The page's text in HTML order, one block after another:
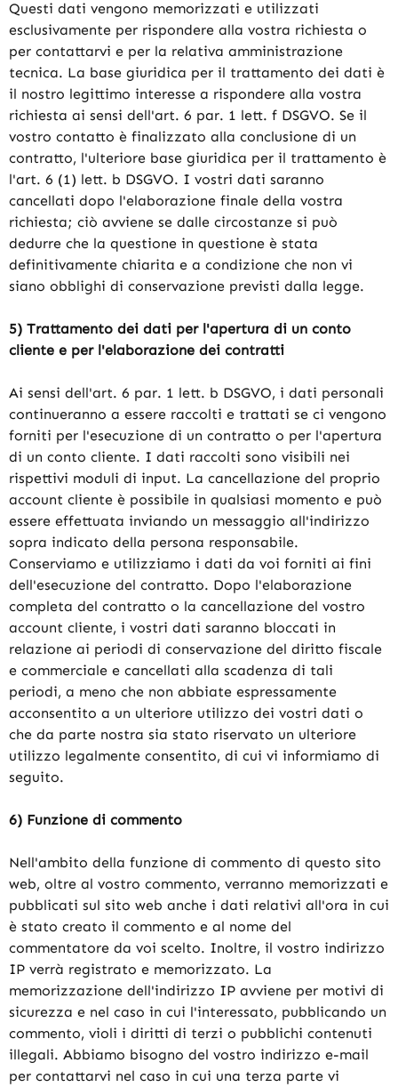
Questi dati vengono memorizzati e utilizzati
esclusivamente per rispondere alla vostra richiesta o
per contattarvi e per la relativa amministrazione
tecnica. La base giuridica per il trattamento dei dati è
il nostro legittimo interesse a rispondere alla vostra
richiesta ai sensi dell'art. 6 par. 1 lett. f DSGVO. Se il
vostro contatto è finalizzato alla conclusione di un
contratto, l'ulteriore base giuridica per il trattamento è
l'art. 6 (1) lett. b DSGVO. I vostri dati saranno
cancellati dopo l'elaborazione finale della vostra
richiesta; ciò avviene se dalle circostanze si può
dedurre che la questione in questione è stata
definitivamente chiarita e a condizione che non vi
siano obblighi di conservazione previsti dalla legge.
5) Trattamento dei dati per l'apertura di un conto
cliente e per l'elaborazione dei contratti
Ai sensi dell'art. 6 par. 1 lett. b DSGVO, i dati personali
continueranno a essere raccolti e trattati se ci vengono
forniti per l'esecuzione di un contratto o per l'apertura
di un conto cliente. I dati raccolti sono visibili nei
rispettivi moduli di input. La cancellazione del proprio
account cliente è possibile in qualsiasi momento e può
essere effettuata inviando un messaggio all'indirizzo
sopra indicato della persona responsabile.
Conserviamo e utilizziamo i dati da voi forniti ai fini
dell'esecuzione del contratto. Dopo l'elaborazione
completa del contratto o la cancellazione del vostro
account cliente, i vostri dati saranno bloccati in
relazione ai periodi di conservazione del diritto fiscale
e commerciale e cancellati alla scadenza di tali
periodi, a meno che non abbiate espressamente
acconsentito a un ulteriore utilizzo dei vostri dati o
che da parte nostra sia stato riservato un ulteriore
utilizzo legalmente consentito, di cui vi informiamo di
seguito.
6) Funzione di commento
Nell'ambito della funzione di commento di questo sito
web, oltre al vostro commento, verranno memorizzati e
pubblicati sul sito web anche i dati relativi all'ora in cui
è stato creato il commento e al nome del
commentatore da voi scelto. Inoltre, il vostro indirizzo
IP verrà registrato e memorizzato. La
memorizzazione dell'indirizzo IP avviene per motivi di
sicurezza e nel caso in cui l'interessato, pubblicando un
commento, violi i diritti di terzi o pubblichi contenuti
illegali. Abbiamo bisogno del vostro indirizzo e-mail
per contattarvi nel caso in cui una terza parte vi